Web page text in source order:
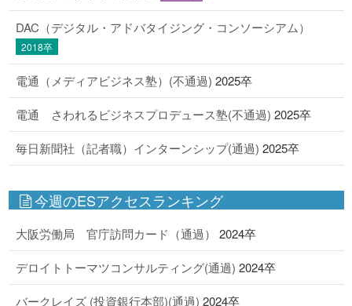
DAC（デジタル・アドバタイジング・コンソーシアム）
2018卒
電通（メディアビジネス塾）(不通過) 2025卒
電通 さわれるビジネスプロデュース塾(不通過) 2025卒
毎日新聞社（記者職）インターンシップ(通過) 2025卒
今週のESアクセスランキング
大阪労働局 官庁訪問カード（通過） 2024卒
デロイトトーマツコンサルティング(通過) 2024卒
バークレイズ (投資銀行本部)(通過) 2024卒